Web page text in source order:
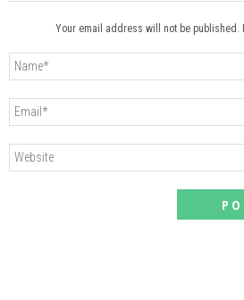
Your email address will not be